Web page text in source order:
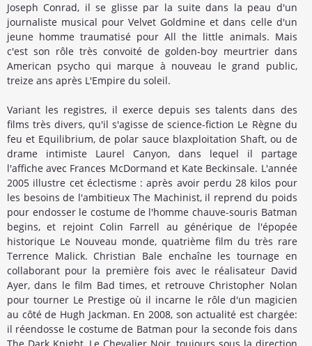
Joseph Conrad, il se glisse par la suite dans la peau d'un
journaliste musical pour Velvet Goldmine et dans celle d'un
jeune homme traumatisé pour All the little animals. Mais
c'est son rôle très convoité de golden-boy meurtrier dans
American psycho qui marque à nouveau le grand public,
treize ans après L'Empire du soleil.
Variant les registres, il exerce depuis ses talents dans des
films très divers, qu'il s'agisse de science-fiction Le Règne du
feu et Equilibrium, de polar sauce blaxploitation Shaft, ou de
drame intimiste Laurel Canyon, dans lequel il partage
l'affiche avec Frances McDormand et Kate Beckinsale. L'année
2005 illustre cet éclectisme : après avoir perdu 28 kilos pour
les besoins de l'ambitieux The Machinist, il reprend du poids
pour endosser le costume de l'homme chauve-souris Batman
begins, et rejoint Colin Farrell au générique de l'épopée
historique Le Nouveau monde, quatrième film du très rare
Terrence Malick. Christian Bale enchaîne les tournage en
collaborant pour la première fois avec le réalisateur David
Ayer, dans le film Bad times, et retrouve Christopher Nolan
pour tourner Le Prestige où il incarne le rôle d'un magicien
au côté de Hugh Jackman. En 2008, son actualité est chargée:
il réendosse le costume de Batman pour la seconde fois dans